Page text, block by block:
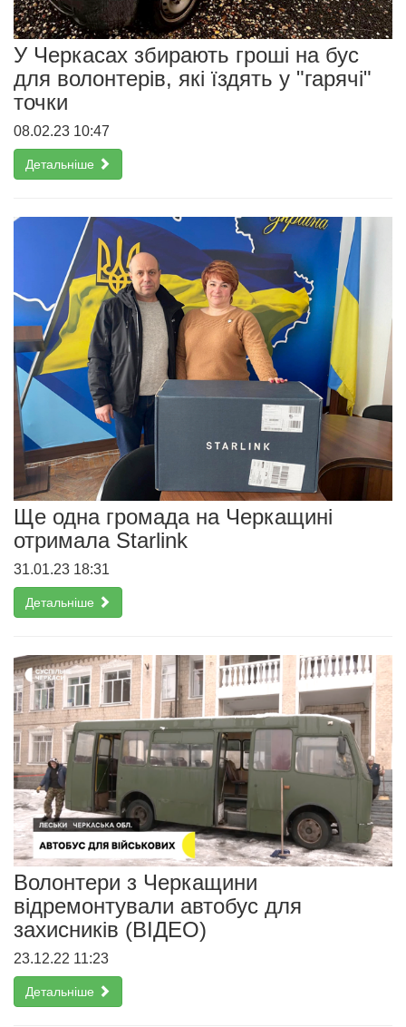
У Черкасах збирають гроші на бус
для волонтерів, які їздять у "гарячі"
точки
08.02.23 10:47
Детальніше
Ще одна громада на Черкащині
отримала Starlink
31.01.23 18:31
Детальніше
Волонтери з Черкащини
відремонтували автобус для
захисників (ВІДЕО)
23.12.22 11:23
Детальніше